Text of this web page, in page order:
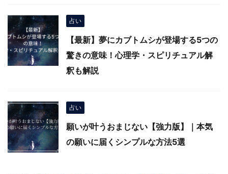
占い
【最新】夢にカブトムシが登場する5つの
驚きの意味！心理学・スピリチュアル解
釈も解説
占い
願いが叶うおまじない【強力版】｜本気
の願いに届くシンプルな方法5選